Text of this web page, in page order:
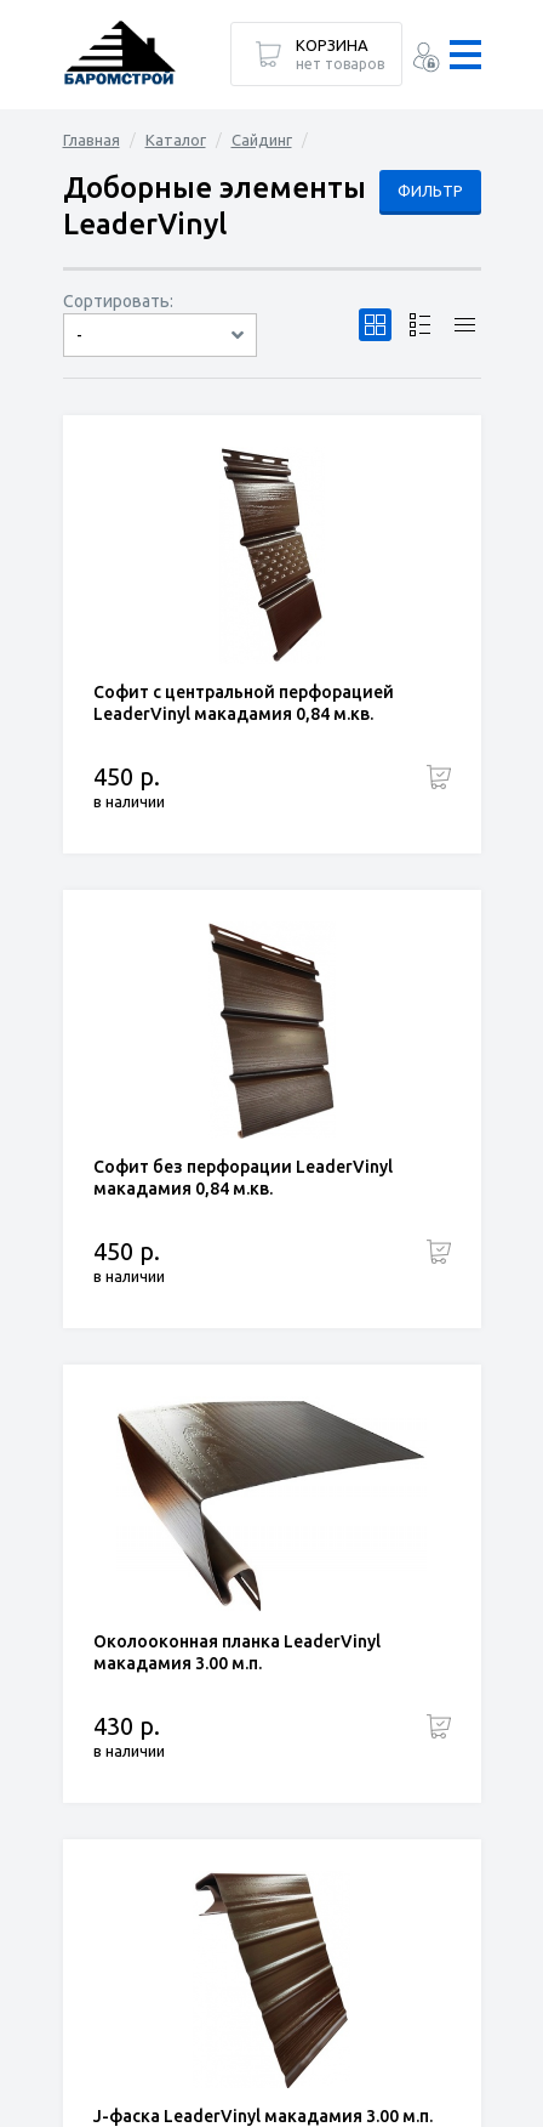
Главная Каталог Сайдинг
ФИЛЬТР
Доборные элементы
LeaderVinyl
Сортировать:
-
по популярности
сначала дешёвые
сначала дорогие
Софит с центральной перфорацией
LeaderVinyl макадамия 0,84 м.кв.
450 р.
в наличии
Софит без перфорации LeaderVinyl
макадамия 0,84 м.кв.
450 р.
в наличии
Околооконная планка LeaderVinyl
макадамия 3.00 м.п.
430 р.
в наличии
J-фаска LeaderVinyl макадамия 3.00 м.п.
КОРЗИНА
нет товаров